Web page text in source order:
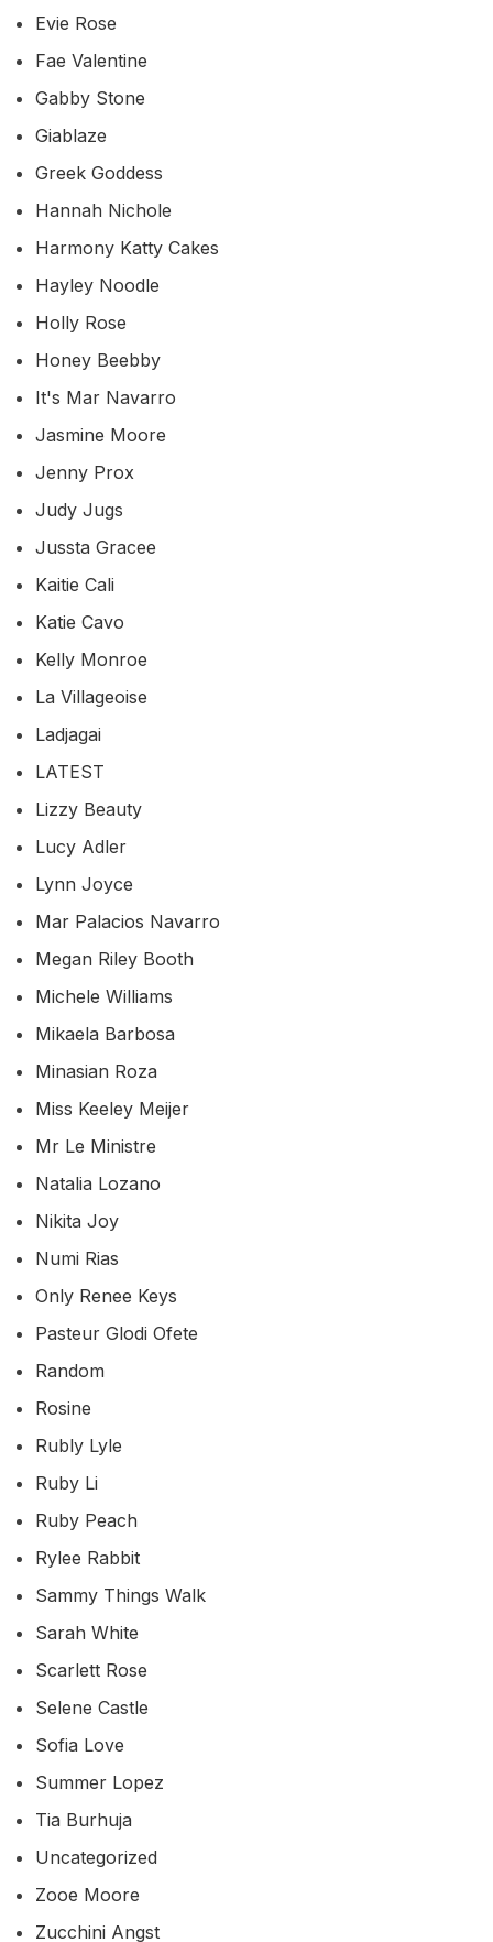
Evie Rose
Fae Valentine
Gabby Stone
Giablaze
Greek Goddess
Hannah Nichole
Harmony Katty Cakes
Hayley Noodle
Holly Rose
Honey Beebby
It's Mar Navarro
Jasmine Moore
Jenny Prox
Judy Jugs
Jussta Gracee
Kaitie Cali
Katie Cavo
Kelly Monroe
La Villageoise
Ladjagai
LATEST
Lizzy Beauty
Lucy Adler
Lynn Joyce
Mar Palacios Navarro
Megan Riley Booth
Michele Williams
Mikaela Barbosa
Minasian Roza
Miss Keeley Meijer
Mr Le Ministre
Natalia Lozano
Nikita Joy
Numi Rias
Only Renee Keys
Pasteur Glodi Ofete
Random
Rosine
Rubly Lyle
Ruby Li
Ruby Peach
Rylee Rabbit
Sammy Things Walk
Sarah White
Scarlett Rose
Selene Castle
Sofia Love
Summer Lopez
Tia Burhuja
Uncategorized
Zooe Moore
Zucchini Angst